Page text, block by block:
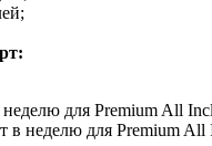
для Premium All
в неделю для Premium All